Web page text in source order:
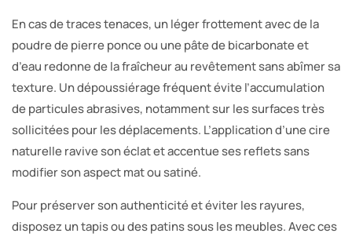
En cas de traces tenaces, un léger frottement avec de la
poudre de pierre ponce ou une pâte de bicarbonate et
d’eau redonne de la fraîcheur au revêtement sans abîmer sa
texture. Un dépoussiérage fréquent évite l’accumulation
de particules abrasives, notamment sur les surfaces très
sollicitées pour les déplacements. L’application d’une cire
naturelle ravive son éclat et accentue ses reflets sans
modifier son aspect mat ou satiné.
Pour préserver son authenticité et éviter les rayures,
disposez un tapis ou des patins sous les meubles. Avec ces